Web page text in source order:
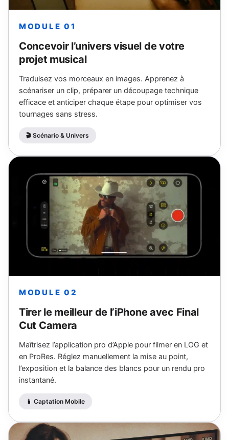
MODULE 01
Concevoir l’univers visuel de votre
projet musical
Traduisez vos morceaux en images. Apprenez à
scénariser un clip, préparer un découpage technique
efficace et anticiper chaque étape pour optimiser vos
tournages sans stress.
🎬 Scénario & Univers
MODULE 02
Tirer le meilleur de l’iPhone avec Final
Cut Camera
Maîtrisez l’application pro d’Apple pour filmer en LOG et
en ProRes. Réglez manuellement la mise au point,
l’exposition et la balance des blancs pour un rendu pro
instantané.
📱 Captation Mobile